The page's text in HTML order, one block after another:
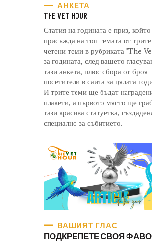
АНКЕТА
THE VET HOUR
Статия на годината е приз,
присъжда на топ темата от
четени теми в рубриката "The
за годината, след вашето
тази анкета, плюс сбора от броя
посетители в сайта за цялата
И трите теми ще бъдат
плакети, а първото място ще
тази красива статуетка,
специално за събитието.
ВАШИЯТ ГЛАС
ПОДКРЕПЕТЕ СВОЯ